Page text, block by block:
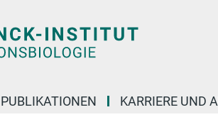
PUBLIKATIONEN KARRIERE UND